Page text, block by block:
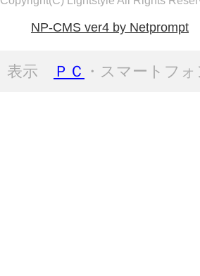
NP-CMS ver4 by Netprompt
表示 ＰＣ ・スマートフ